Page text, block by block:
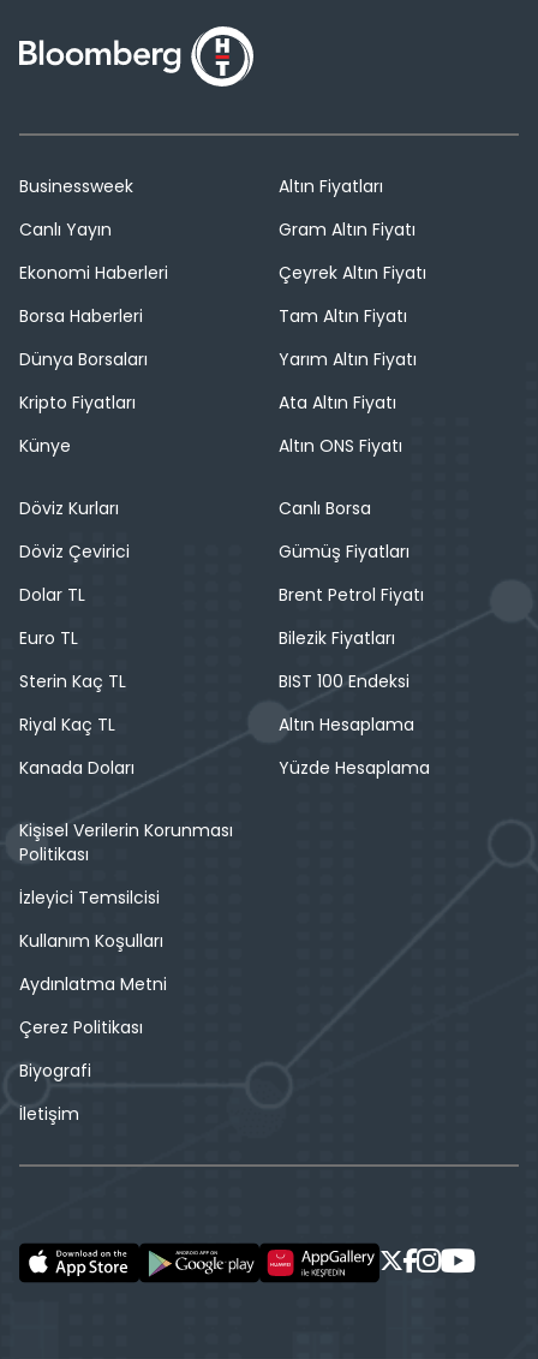
Businessweek
Canlı Yayın
Ekonomi Haberleri
Borsa Haberleri
Dünya Borsaları
Kripto Fiyatları
Künye
Altın Fiyatları
Gram Altın Fiyatı
Çeyrek Altın Fiyatı
Tam Altın Fiyatı
Yarım Altın Fiyatı
Ata Altın Fiyatı
Altın ONS Fiyatı
Döviz Kurları
Döviz Çevirici
Dolar TL
Euro TL
Sterin Kaç TL
Riyal Kaç TL
Kanada Doları
Canlı Borsa
Gümüş Fiyatları
Brent Petrol Fiyatı
Bilezik Fiyatları
BIST 100 Endeksi
Altın Hesaplama
Yüzde Hesaplama
Kişisel Verilerin Korunması
Politikası
İzleyici Temsilcisi
Kullanım Koşulları
Aydınlatma Metni
Çerez Politikası
Biyografi
İletişim